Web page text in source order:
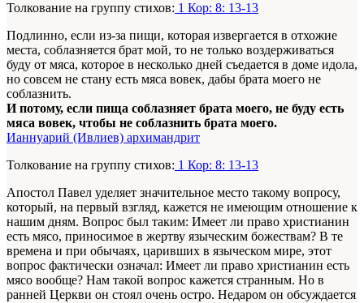
Толкование на группу стихов: 1 Кор: 8: 13-13
Подлинно, если из-за пищи, которая извергается в отхожие
места, соблазняется брат мой, то не только воздерживаться
буду от мяса, которое в несколько дней съедается в доме идола,
но совсем не стану есть мяса вовек, дабы брата моего не
соблазнить.
И потому, если пища соблазняет брата моего, не буду есть
мяса вовек, чтобы не соблазнить брата моего.
Ианнуарий (Ивлиев) архимандрит
Толкование на группу стихов: 1 Кор: 8: 13-13
Апостол Павел уделяет значительное место такому вопросу,
который, на первый взгляд, кажется не имеющим отношение к
нашим дням. Вопрос был таким: Имеет ли право христианин
есть мясо, приносимое в жертву языческим божествам? В те
времена и при обычаях, царивших в языческом мире, этот
вопрос фактически означал: Имеет ли право христианин есть
мясо вообще? Нам такой вопрос кажется странным. Но в
ранней Церкви он стоял очень остро. Недаром он обсуждается